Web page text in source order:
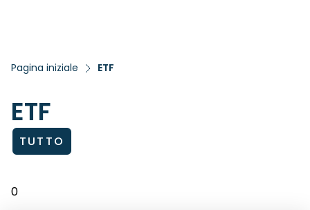
Pagina iniziale ETF
ETF
TUTTO
0